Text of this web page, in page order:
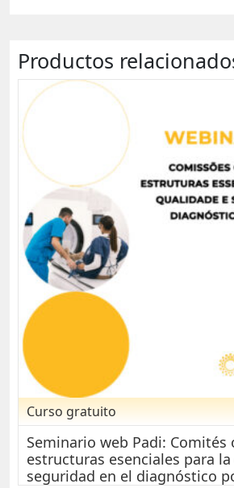
Productos
Curso gratuito
Seminario web Padi:
estructuras esenciales para
seguridad en el diagnóstico